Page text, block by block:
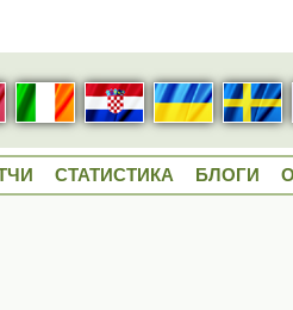
СТАТИСТИКА БЛОГИ